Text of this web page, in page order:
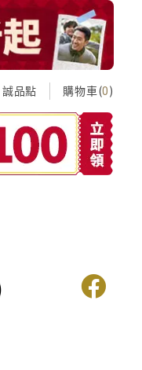
誠品點 購物車(0)